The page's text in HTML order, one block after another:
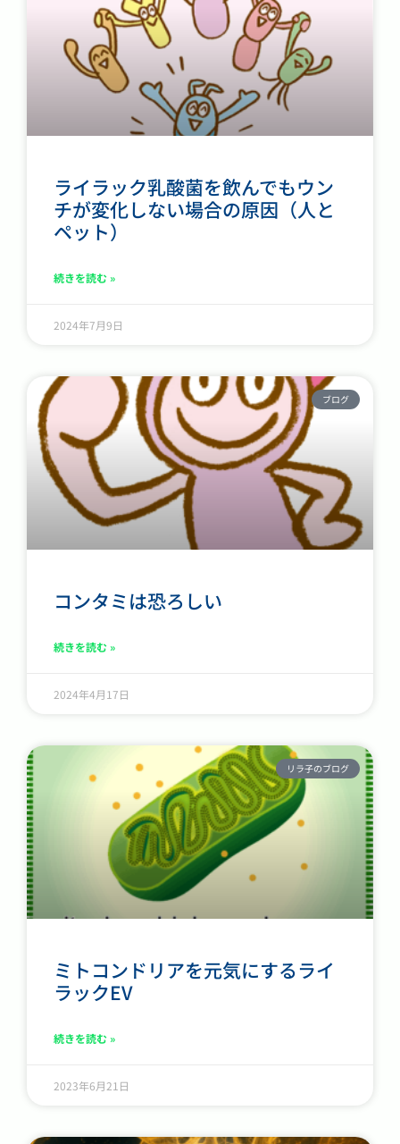
ライラック乳酸菌を飲んでもウン
チが変化しない場合の原因（人と
ペット）
続きを読む »
2024年7月9日
ブログ
コンタミは恐ろしい
続きを読む »
2024年4月17日
リラ子のブログ
ミトコンドリアを元気にするライ
ラックEV
続きを読む »
2023年6月21日